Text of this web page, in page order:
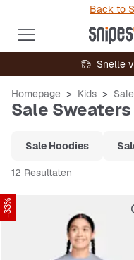
Back to
Snelle
Homepage Kids Sale
Sale
Sale Hoodies
12 Resultaten
-33%